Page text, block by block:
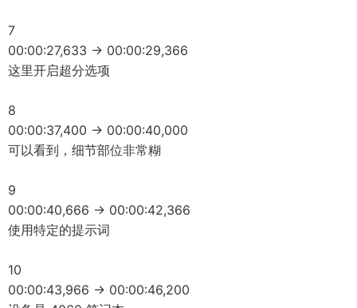
7
00:00:27,633 -> 00:00:29,366
这里开启超分选项
8
00:00:37,400 -> 00:00:40,000
可以看到，细节部位非常糊
9
00:00:40,666 -> 00:00:42,366
使用特定的提示词
10
00:00:43,966 -> 00:00:46,200